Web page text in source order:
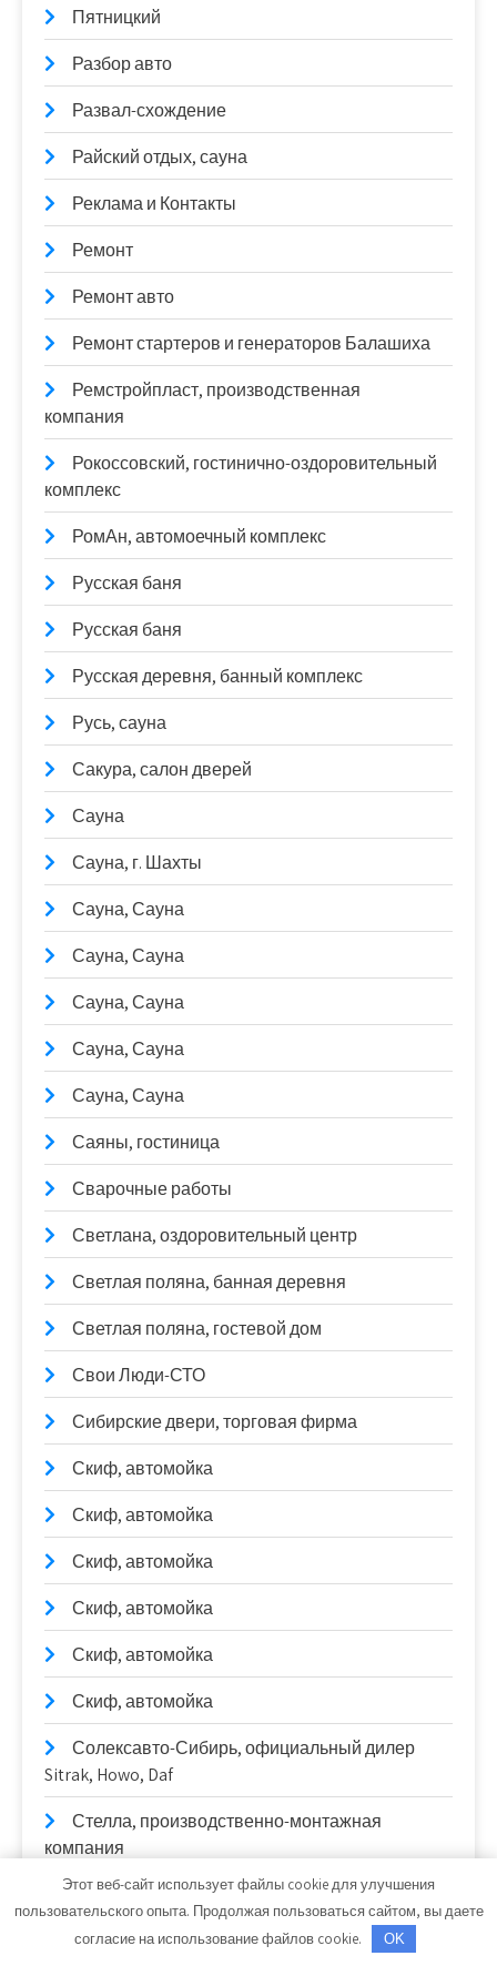
Пятницкий
Разбор авто
Развал-схождение
Райский отдых, сауна
Реклама и Контакты
Ремонт
Ремонт авто
Ремонт стартеров и генераторов Балашиха
Ремстройпласт, производственная
компания
Рокоссовский, гостинично-оздоровительный
комплекс
РомАн, автомоечный комплекс
Русская баня
Русская баня
Русская деревня, банный комплекс
Русь, сауна
Сакура, салон дверей
Сауна
Сауна, г. Шахты
Сауна, Сауна
Сауна, Сауна
Сауна, Сауна
Сауна, Сауна
Сауна, Сауна
Саяны, гостиница
Сварочные работы
Светлана, оздоровительный центр
Светлая поляна, банная деревня
Светлая поляна, гостевой дом
Свои Люди-СТО
Сибирские двери, торговая фирма
Скиф, автомойка
Скиф, автомойка
Скиф, автомойка
Скиф, автомойка
Скиф, автомойка
Скиф, автомойка
Солексавто-Сибирь, официальный дилер
Sitrak, Howo, Daf
Стелла, производственно-монтажная
компания
Стелла, производственно-монтажная
компания
Этот веб-сайт использует файлы cookie для улучшения
пользовательского опыта. Продолжая пользоваться сайтом, вы даете
согласие на использование файлов cookie.
OK